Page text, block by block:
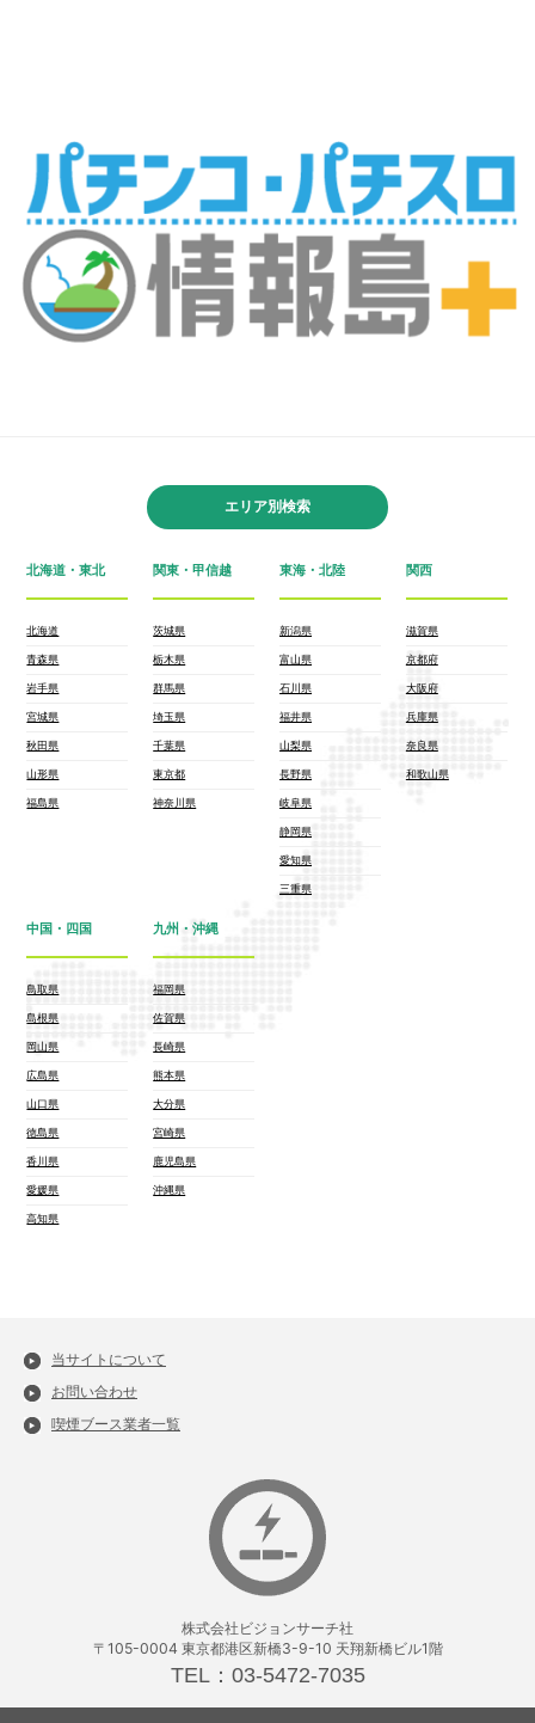
エリア別検索
北海道・東北
北海道
青森県
岩手県
宮城県
秋田県
山形県
福島県
関東・甲信越
茨城県
栃木県
群馬県
埼玉県
千葉県
東京都
神奈川県
東海・北陸
新潟県
富山県
石川県
福井県
山梨県
長野県
岐阜県
静岡県
愛知県
三重県
関西
滋賀県
京都府
大阪府
兵庫県
奈良県
和歌山県
中国・四国
鳥取県
島根県
岡山県
広島県
山口県
徳島県
香川県
愛媛県
高知県
九州・沖縄
福岡県
佐賀県
長崎県
熊本県
大分県
宮崎県
鹿児島県
沖縄県
当サイトについて
お問い合わせ
喫煙ブース業者一覧
株式会社ビジョンサーチ社
〒105-0004 東京都港区新橋3-9-10 天翔新橋ビル1階
TEL：03-5472-7035